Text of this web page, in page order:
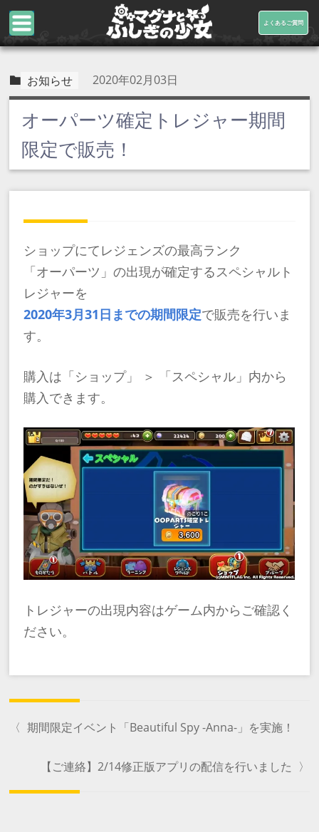
よくあるご質問
お知らせ 2020年02月03日
オーパーツ確定トレジャー期間
限定で販売！
ショップにてレジェンズの最高ランク
「オーパーツ」の出現が確定するスペシャルト
レジャーを
2020年3月31日までの期間限定で販売を行いま
す。
購入は「ショップ」 ＞ 「スペシャル」内から
購入できます。
トレジャーの出現内容はゲーム内からご確認く
ださい。
〈 期間限定イベント「Beautiful Spy -Anna-」を実施！
【ご連絡】2/14修正版アプリの配信を行いました 〉